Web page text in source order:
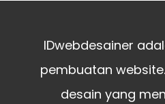
IDwebdesainer
pembuatan
desain yang